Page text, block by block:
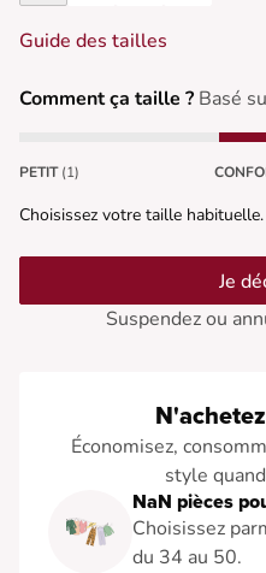
Guide des tailles
Comment ça taille ? Basé
PETIT (1)
Choisissez votre taille habituelle.
Je
Suspendez ou
Économisez,
style
NaN pièces
Choisissez
du 34 au 50.